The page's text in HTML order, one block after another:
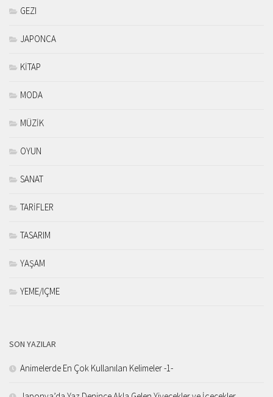
GEZI
JAPONCA
KİTAP
MODA
MÜZİK
OYUN
SANAT
TARİFLER
TASARIM
YAŞAM
YEME/IÇME
SON YAZILAR
Animelerde En Çok Kullanılan Kelimeler -1-